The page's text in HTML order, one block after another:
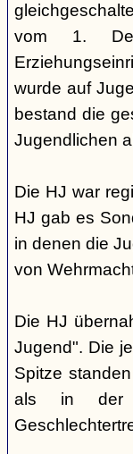
vom 1.
wurde auf
bestand die
Jugendlichen
Die HJ war
HJ gab es
in denen die
von
Die HJ
Jugend". Die
Spitze
als in der